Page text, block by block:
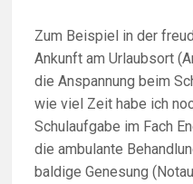
Zum Beispiel in der
Ankunft am Urlaubsort
die Anspannung beim
wie viel Zeit habe ich
Schulaufgabe im Fach
die ambulante
baldige Genesung